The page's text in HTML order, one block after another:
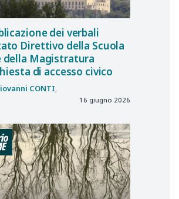
dei verbali
Direttivo della Scuola
della Magistratura
di accesso civico
CONTI
16 giugno 2026